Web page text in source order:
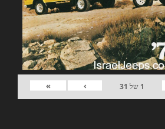
1 של 31
›
»